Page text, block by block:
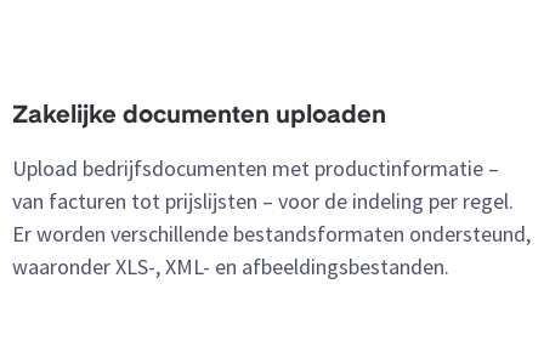
Zakelijke documenten uploaden
Upload bedrijfsdocumenten met productinformatie –
van facturen tot prijslijsten – voor de indeling per regel.
Er worden verschillende bestandsformaten ondersteund,
waaronder XLS-, XML- en afbeeldingsbestanden.